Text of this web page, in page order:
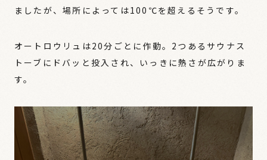
ましたが、場所によっては100℃を超えるそうです。
オートロウリュは20分ごとに作動。2つあるサウナス
トーブにドバッと投入され、いっきに熱さが広がりま
す。